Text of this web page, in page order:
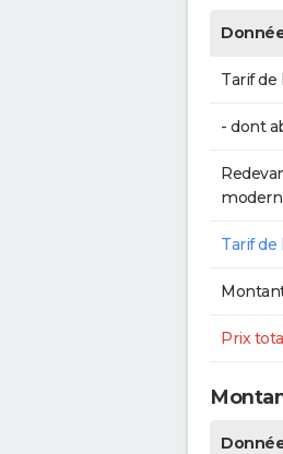
Tarif de
- dont
Tarif de
Prix